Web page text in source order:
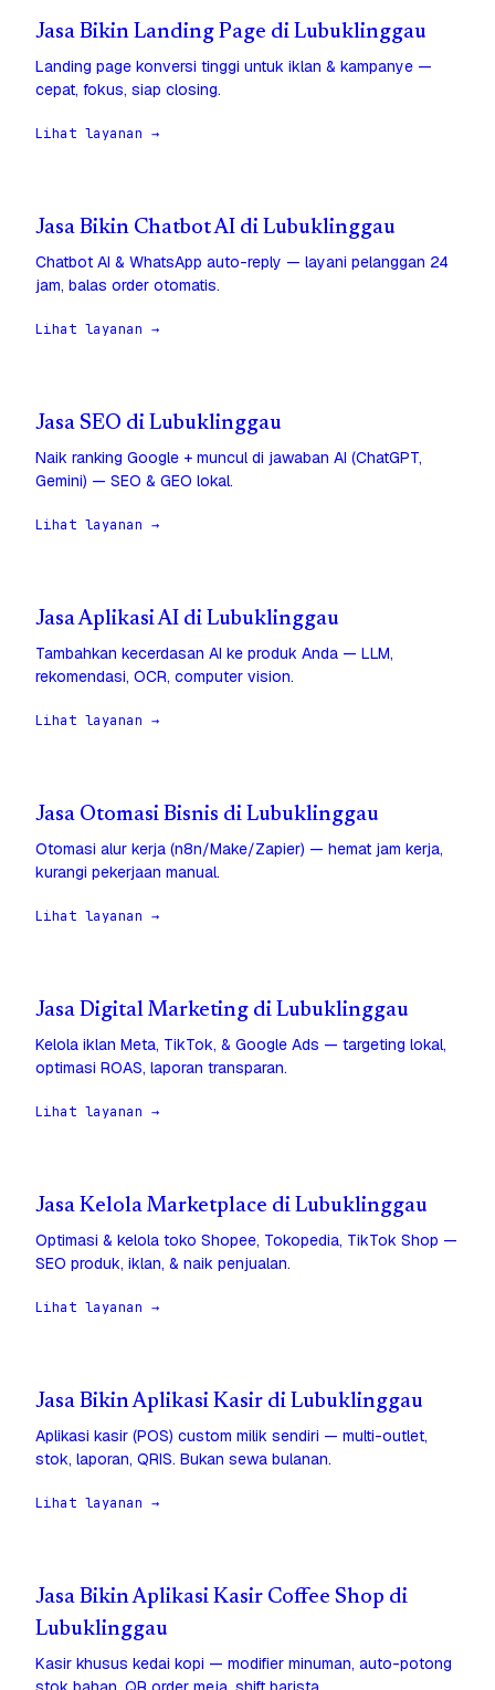
Jasa Bikin Landing Page di Lubuklinggau
Landing page konversi tinggi untuk iklan & kampanye —
cepat, fokus, siap closing.
Lihat layanan →
Jasa Bikin Chatbot AI di Lubuklinggau
Chatbot AI & WhatsApp auto-reply — layani pelanggan 24
jam, balas order otomatis.
Lihat layanan →
Jasa SEO di Lubuklinggau
Naik ranking Google + muncul di jawaban AI (ChatGPT,
Gemini) — SEO & GEO lokal.
Lihat layanan →
Jasa Aplikasi AI di Lubuklinggau
Tambahkan kecerdasan AI ke produk Anda — LLM,
rekomendasi, OCR, computer vision.
Lihat layanan →
Jasa Otomasi Bisnis di Lubuklinggau
Otomasi alur kerja (n8n/Make/Zapier) — hemat jam kerja,
kurangi pekerjaan manual.
Lihat layanan →
Jasa Digital Marketing di Lubuklinggau
Kelola iklan Meta, TikTok, & Google Ads — targeting lokal,
optimasi ROAS, laporan transparan.
Lihat layanan →
Jasa Kelola Marketplace di Lubuklinggau
Optimasi & kelola toko Shopee, Tokopedia, TikTok Shop —
SEO produk, iklan, & naik penjualan.
Lihat layanan →
Jasa Bikin Aplikasi Kasir di Lubuklinggau
Aplikasi kasir (POS) custom milik sendiri — multi-outlet,
stok, laporan, QRIS. Bukan sewa bulanan.
Lihat layanan →
Jasa Bikin Aplikasi Kasir Coffee Shop di
Lubuklinggau
Kasir khusus kedai kopi — modifier minuman, auto-potong